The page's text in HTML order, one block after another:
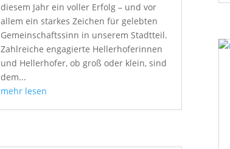
diesem Jahr ein voller Erfolg – und vor
allem ein starkes Zeichen für gelebten
Gemeinschaftssinn in unserem Stadtteil.
Zahlreiche engagierte Hellerhoferinnen
und Hellerhofer, ob groß oder klein, sind
dem...
mehr lesen